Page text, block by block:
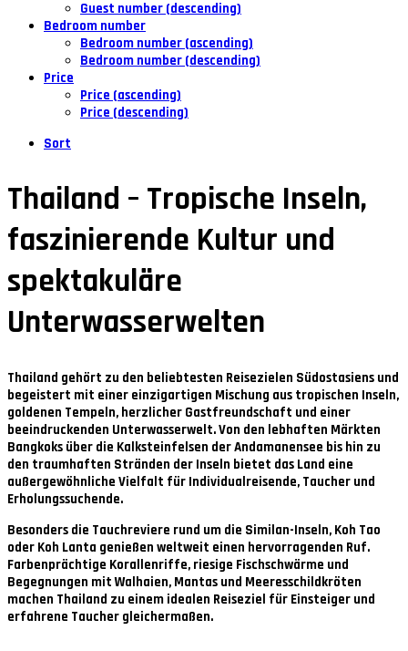
Guest number (descending)
Bedroom number
Bedroom number (ascending)
Bedroom number (descending)
Price
Price (ascending)
Price (descending)
Sort
Thailand – Tropische Inseln,
faszinierende Kultur und
spektakuläre
Unterwasserwelten
Thailand gehört zu den beliebtesten Reisezielen Südostasiens und
begeistert mit einer einzigartigen Mischung aus tropischen Inseln,
goldenen Tempeln, herzlicher Gastfreundschaft und einer
beeindruckenden Unterwasserwelt. Von den lebhaften Märkten
Bangkoks über die Kalksteinfelsen der Andamanensee bis hin zu
den traumhaften Stränden der Inseln bietet das Land eine
außergewöhnliche Vielfalt für Individualreisende, Taucher und
Erholungssuchende.
Besonders die Tauchreviere rund um die Similan-Inseln, Koh Tao
oder Koh Lanta genießen weltweit einen hervorragenden Ruf.
Farbenprächtige Korallenriffe, riesige Fischschwärme und
Begegnungen mit Walhaien, Mantas und Meeresschildkröten
machen Thailand zu einem idealen Reiseziel für Einsteiger und
erfahrene Taucher gleichermaßen.